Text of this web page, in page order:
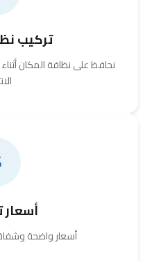
تركيب
نحافظ على نظافة المكان
أسعار
أسعار واضحة